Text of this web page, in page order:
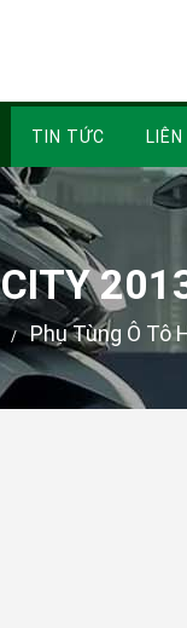
TIN TỨC LIÊN
/ Phụ Tùng Ô Tô
CITY